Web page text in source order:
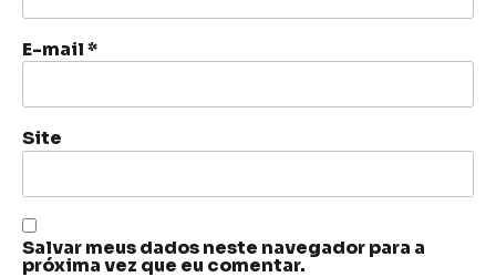
E-mail*
Site
Salvar meus dados neste navegador para a
próxima vez que eu comentar.